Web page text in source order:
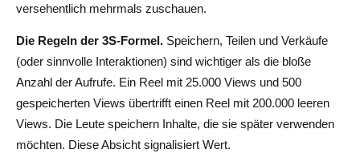
versehentlich mehrmals zuschauen.
Die Regeln der 3S-Formel. Speichern, Teilen und Verkäufe
(oder sinnvolle Interaktionen) sind wichtiger als die bloße
Anzahl der Aufrufe. Ein Reel mit 25.000 Views und 500
gespeicherten Views übertrifft einen Reel mit 200.000 leeren
Views. Die Leute speichern Inhalte, die sie später verwenden
möchten. Diese Absicht signalisiert Wert.